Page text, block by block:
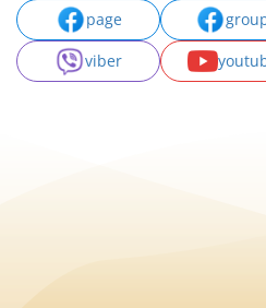
page
viber